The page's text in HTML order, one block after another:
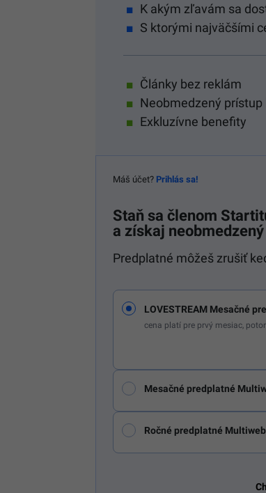
K akým zľavám sa
S ktorými najväčšími
Články bez reklám
Neobmedzený prístup
Exkluzívne benefity
Máš účet? Prihlás sa!
Staň sa členom
a získaj neobmedzený
Predplatné môžeš zrušiť
LOVESTREAM Mesačné
cena platí pre prvý mesiac,
Mesačné predplatné
Ročné predplatné